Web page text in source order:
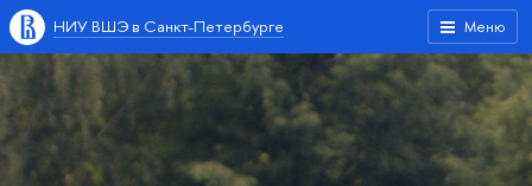
Меню
НИУ ВШЭ в Санкт-Петербурге